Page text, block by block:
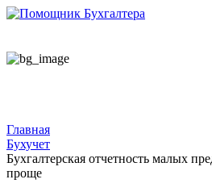
Главная
Бухучет
Бухгалтерская отчетность малых
проще